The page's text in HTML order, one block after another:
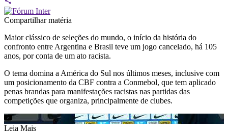
Compartilhar matéria
Maior clássico de seleções do mundo, o início da história do
confronto entre Argentina e Brasil teve um jogo cancelado, há 105
anos, por conta de um ato racista.
O tema domina a América do Sul nos últimos meses, inclusive com
um posicionamento da CBF contra a Conmebol, que tem aplicado
penas brandas para manifestações racistas nas partidas das
competições que organiza, principalmente de clubes.
Leia Mais